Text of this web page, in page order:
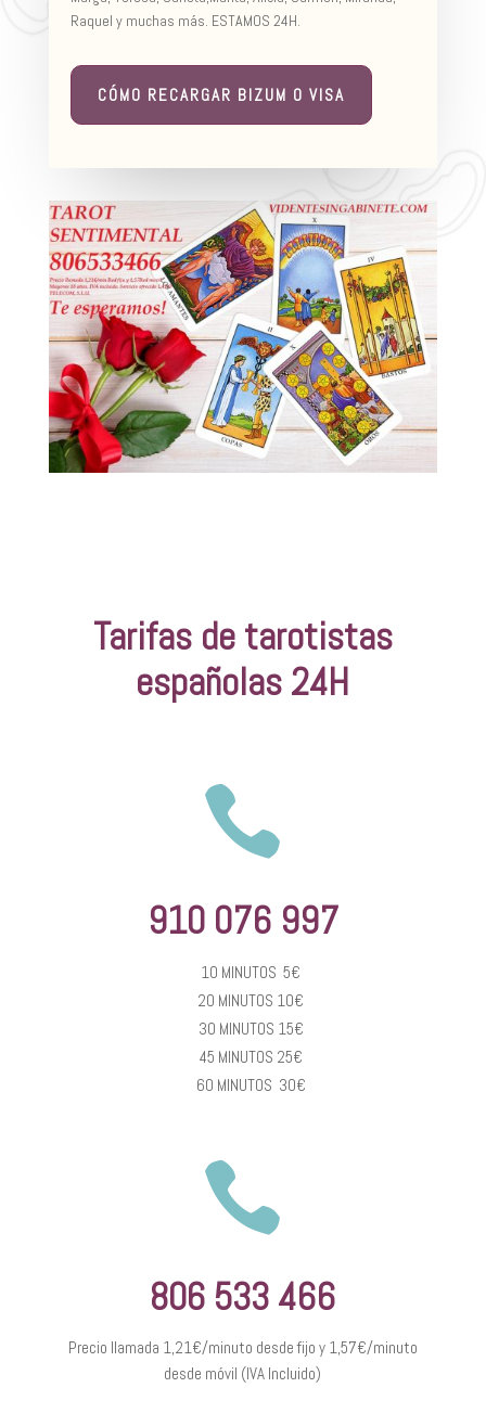
Raquel y muchas más. ESTAMOS 24H.
CÓMO RECARGAR BIZUM O VISA
Tarifas de tarotistas
españolas 24H

910 076 997
10 MINUTOS 5€
20 MINUTOS 10€
30 MINUTOS 15€
45 MINUTOS 25€
60 MINUTOS 30€

806 533 466
Precio llamada 1,21€/minuto desde fijo y 1,57€/minuto
desde móvil (IVA Incluido)